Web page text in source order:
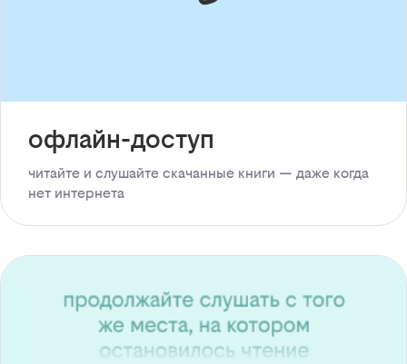
офлайн-доступ
читайте и слушайте скачанные книги — даже когда
нет интернета